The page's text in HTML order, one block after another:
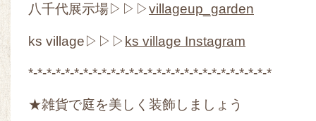
八千代展示場▷▷▷villageup_garden
ks village▷▷▷ ks village Instagram
*-*-*-*-*-*-*-*-*-*-*-*-*-*-*-*-*-*-*-*-*-*-*-*-*-*-*
★雑貨で庭を美しく装飾しましょう